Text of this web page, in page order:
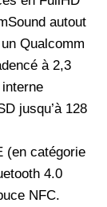
autout
Qualcomm
à 2,3
jusqu’à 128
(en catégorie
4.0
NFC.